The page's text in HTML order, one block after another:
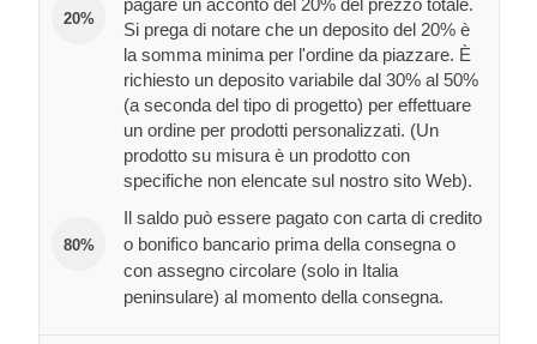
20%
pagare un acconto del 20% del prezzo totale.
Si prega di notare che un deposito del 20% è
la somma minima per l'ordine da piazzare. È
richiesto un deposito variabile dal 30% al 50%
(a seconda del tipo di progetto) per effettuare
un ordine per prodotti personalizzati. (Un
prodotto su misura è un prodotto con
specifiche non elencate sul nostro sito Web).
80%
Il saldo può essere pagato con carta di credito
o bonifico bancario prima della consegna o
con assegno circolare (solo in Italia
peninsulare) al momento della consegna.